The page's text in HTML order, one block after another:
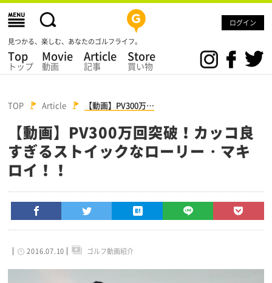
ログイン
見つかる、楽しむ、あなたのゴルフライフ。
Top
トップ
Movie
動画
Article
記事
Store
買い物
TOP Article 【動画】PV300万…
【動画】PV300万回突破！カッコ良
すぎるストイックなローリー・マキ
ロイ！！
2016.07.10 ゴルフ動画紹介